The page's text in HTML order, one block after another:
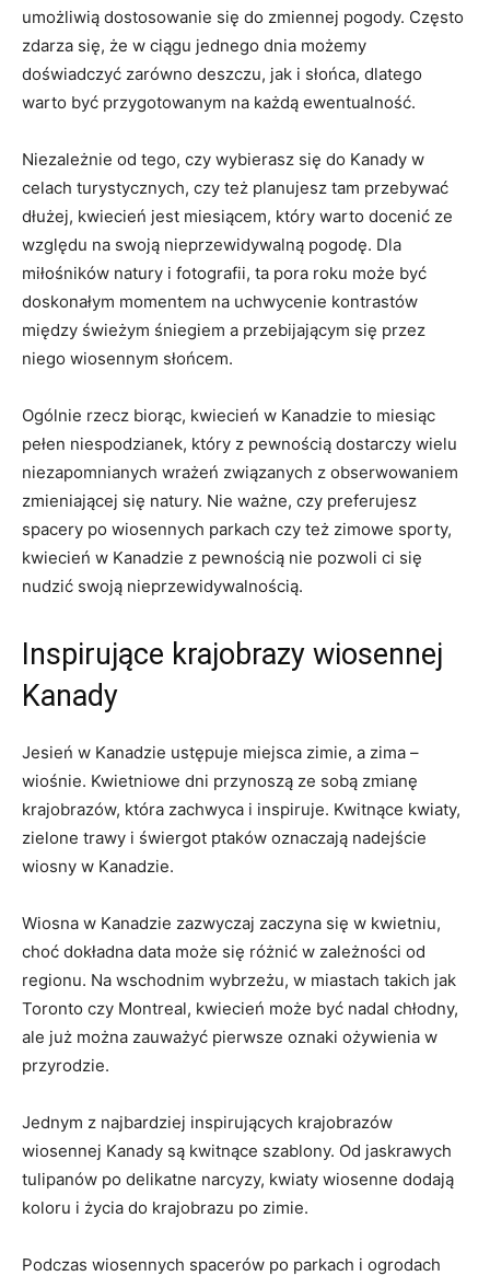
umożliwią dostosowanie się do zmiennej pogody. Często
zdarza się, że w ciągu jednego dnia możemy
doświadczyć zarówno‌ deszczu, jak‍ i słońca, dlatego
⁢warto być przygotowanym na ⁤każdą ewentualność.
Niezależnie od tego, czy wybierasz się do Kanady w
celach turystycznych, czy też planujesz tam przebywać
dłużej, kwiecień jest miesiącem, który warto⁢ docenić ze
względu na swoją‌ nieprzewidywalną pogodę. Dla
⁤miłośników natury i fotografii,‌ ta pora roku może być
⁣doskonałym momentem na uchwycenie kontrastów
między świeżym‍ śniegiem a ⁣przebijającym⁣ się przez
niego wiosennym słońcem.
Ogólnie rzecz biorąc, kwiecień w Kanadzie to miesiąc⁣
pełen niespodzianek, który z⁤ pewnością dostarczy wielu‍
niezapomnianych wrażeń związanych z obserwowaniem
zmieniającej​ się natury. Nie ważne, czy preferujesz
spacery po⁣ wiosennych parkach czy też zimowe sporty,
kwiecień w Kanadzie z pewnością nie pozwoli ci się
nudzić ‍swoją nieprzewidywalnością.
Inspirujące krajobrazy wiosennej
Kanady
Jesień w Kanadzie⁢ ustępuje miejsca zimie, a zima –
wiośnie. Kwietniowe dni ⁣przynoszą ze sobą zmianę
krajobrazów, która zachwyca i⁢ inspiruje. Kwitnące ‌kwiaty,
zielone trawy i‍ świergot ptaków oznaczają nadejście
wiosny w Kanadzie.
Wiosna w Kanadzie zazwyczaj zaczyna się w kwietniu,
choć dokładna data może się różnić⁢ w zależności od
regionu. Na wschodnim wybrzeżu, w miastach⁤ takich jak
‌Toronto czy Montreal, kwiecień może być nadal chłodny,
ale już można zauważyć pierwsze oznaki ożywienia w
przyrodzie.
Jednym z najbardziej inspirujących⁢ krajobrazów
wiosennej Kanady są kwitnące ‌szablony. Od jaskrawych
tulipanów po ‍delikatne narcyzy, kwiaty ⁢wiosenne dodają
koloru⁤ i życia do krajobrazu po zimie.
Podczas wiosennych spacerów po parkach i ‍ogrodach